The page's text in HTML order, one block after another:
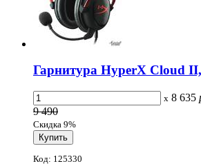
Гарнитура HyperX Cloud
x 8 635
9 490
Скидка 9%
Код: 125330